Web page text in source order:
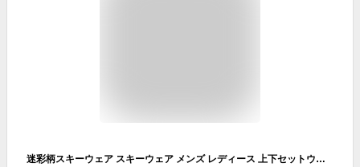
迷彩柄スキーウェア スキーウェア メンズ レディース 上下セットウェア スノボウェア スノーウェアボードウェア スノーボード スノボ スキー メンズ スノーボード スキー ウェア 上下セット 耐水圧10,000mm 透湿性8,000g メンズ レディース スノボー 迷彩グリーン